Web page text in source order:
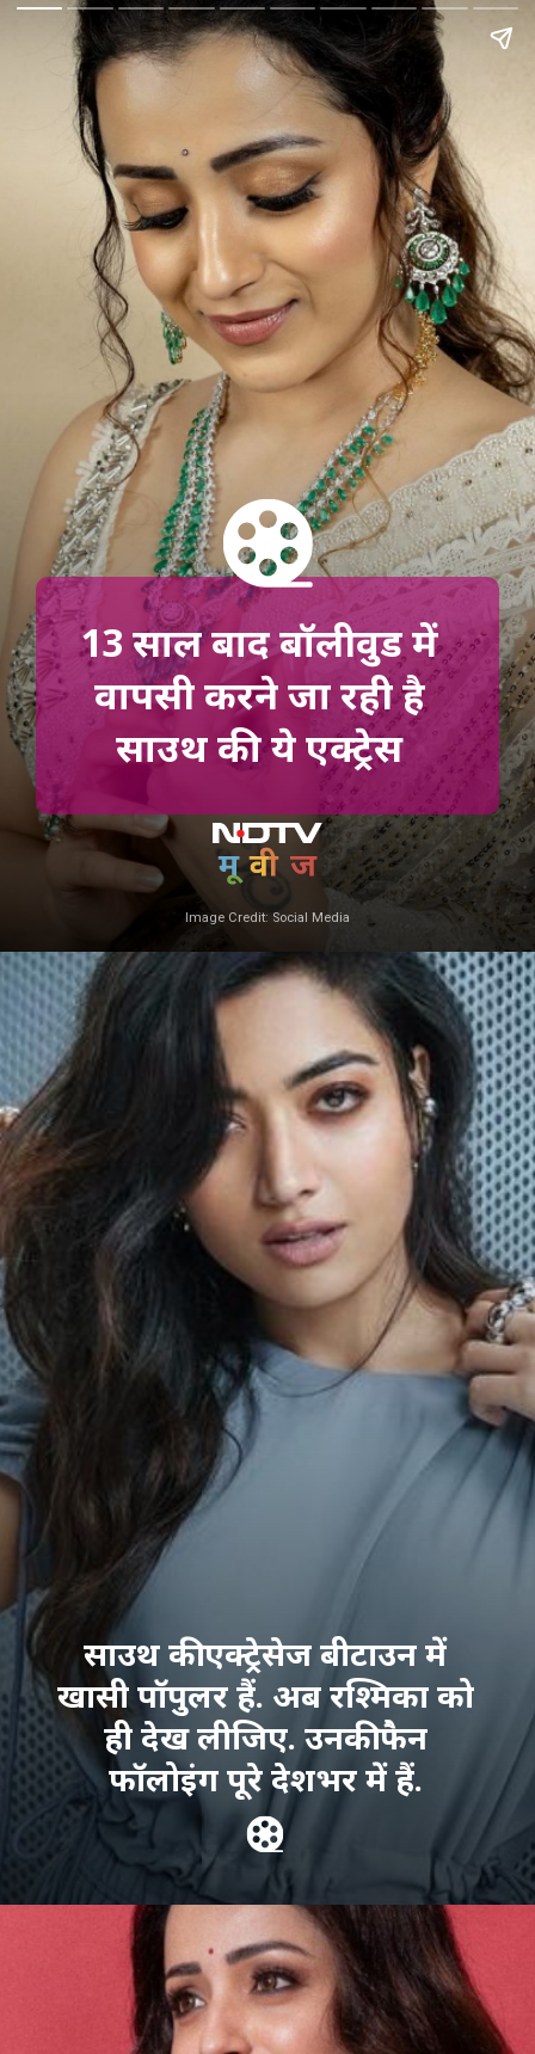
13 साल बाद बॉलीवुड में
वापसी करने जा रही है
साउथ की ये एक्ट्रेस
Image Credit: Social Media
साउथ की एक्ट्रेसेज बीटाउन में
खासी पॉपुलर हैं. अब रश्मिका को
ही देख लीजिए. उनकी फैन
फॉलोइंग पूरे देशभर में हैं.